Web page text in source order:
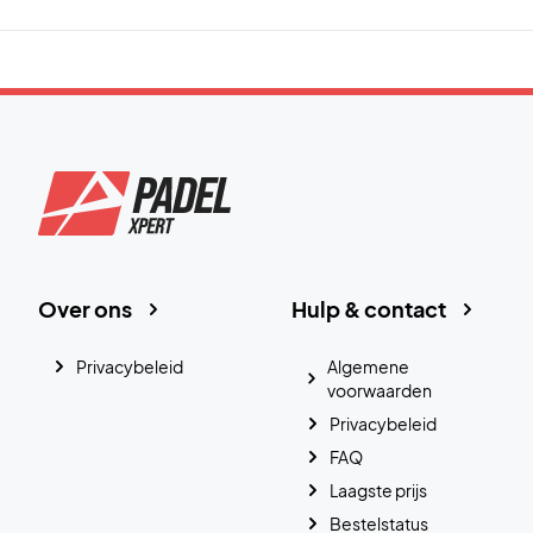
Hulp & contact
Algemene
voorwaarden
Privacybeleid
FAQ
Laagste prijs
Bestelstatus
Over ons
Privacybeleid